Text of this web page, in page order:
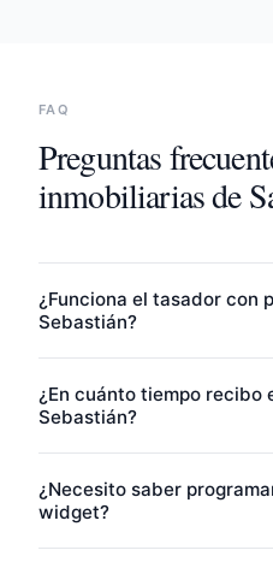
FAQ
Preguntas
inmobiliarias de
¿Funciona el tasador con
Sebastián?
¿En cuánto tiempo recibo
Sebastián?
¿Necesito saber
widget?